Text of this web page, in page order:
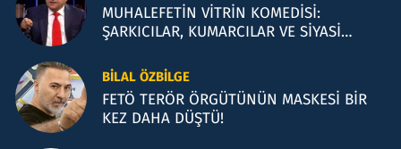
MUHALEFETİN VİTRİN KOMEDİSİ:
ŞARKICILAR, KUMARCILAR VE SİYASİ
BILAL ÖZBILGE
FETÖ TERÖR ÖRGÜTÜNÜN MASKESİ BİR
KEZ DAHA DÜŞTÜ!